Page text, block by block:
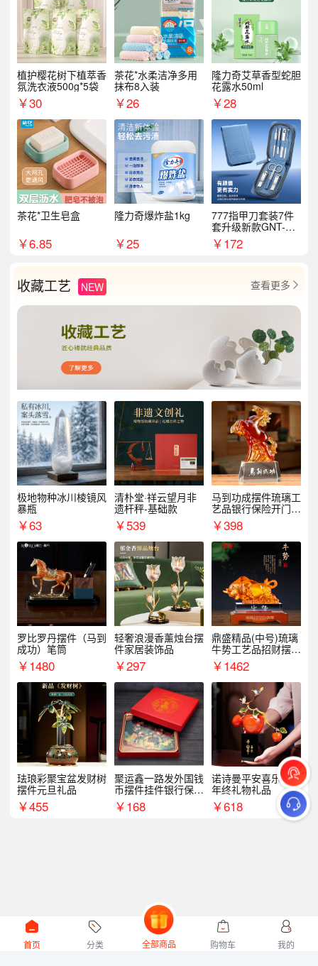
植护樱花树下植萃香
氛洗衣液500g*5袋
￥30
茶花*水柔洁净多用
抹布8入装
￥26
隆力奇艾草香型蛇胆
花露水50ml
￥28
茶花*卫生皂盒
￥6.85
隆力奇爆炸盐1kg
￥25
777指甲刀套装7件
套升级新款GNT-PM
072
￥172
收藏工艺 NEW 查看更多 
极地物种冰川棱镜风
暴瓶
￥63
清朴堂·祥云望月非
遗杆秤-基础款
￥539
马到功成摆件琉璃工
艺品银行保险开门红
周年庆典伴手礼表彰
礼品
￥398
罗比罗丹摆件（马到
成功）笔筒
￥1480
轻奢浪漫香薰烛台摆
件家居装饰品
￥297
鼎盛精品(中号)琉璃
牛势工艺品招财摆件
银行企业商务上市礼
品
￥1462
珐琅彩聚宝盆发财树
摆件元旦礼品
￥455
聚运鑫一路发外国钱
币摆件挂件银行保险
商务礼
￥168
诺诗曼平安喜乐摆件
年终礼物礼品
￥618
首页 分类 全部商品 购物车 我的